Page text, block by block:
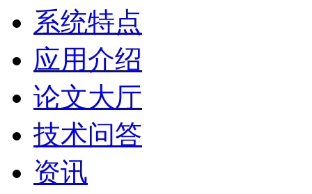
系统特点
应用介绍
论文大厅
技术问答
资讯